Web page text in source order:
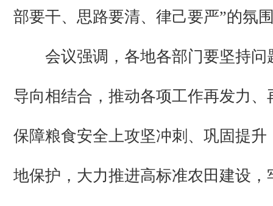
部要干、思路要清、律己要严”的氛
会议强调，各地各部门要坚持问
导向相结合，推动各项工作再发力、
保障粮食安全上攻坚冲刺、巩固提升
地保护，大力推进高标准农田建设，